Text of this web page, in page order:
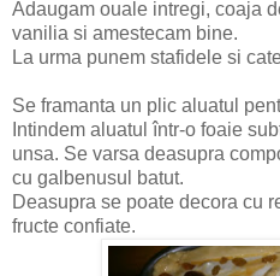
Adaugam ouale intregi, coaja
vanilia si amestecam bine.
La urma punem stafidele si
Se framanta un plic aluatul
Intindem aluatul într-o foaie
unsa. Se varsa deasupra
cu galbenusul batut.
Deasupra se poate decora cu
fructe confiate.